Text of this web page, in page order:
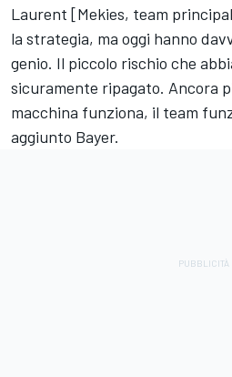
Laurent [Mekies, team
la strategia, ma oggi hanno
genio. Il piccolo rischio che
sicuramente ripagato. Ancora
macchina funziona, il team
aggiunto Bayer.